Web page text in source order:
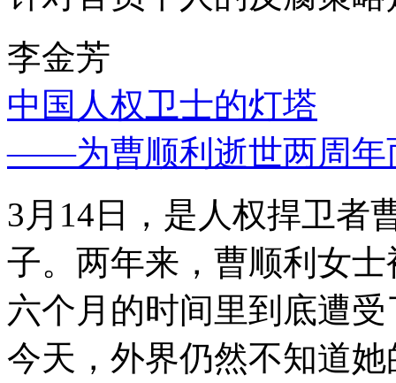
李金芳
中国人权卫士的灯塔
——为曹顺利逝世两周年
3月14日，是人权捍卫者
子。两年来，曹顺利女
六个月的时间里到底遭
今天，外界仍然不知道